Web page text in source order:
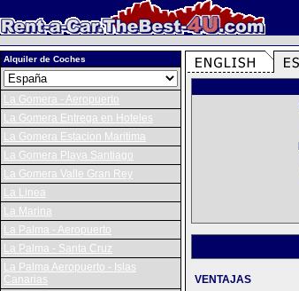
Alquiler de Coches
La Gomera - Aeropuerto
La Gomera Entrega en Hoteles
La Gomera Estacion Maritima
La Gomera Playa Santiago
La Gomera Valle Gran Rey
La Linea
La Marina
La Palma - Aeropuerto
La Palma - Santa Cruz
La Palma Aeropuerto - Islas
Canarias
VENTAJAS